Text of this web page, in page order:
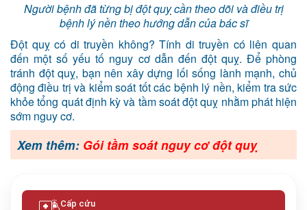
Người bệnh đã từng bị đột quỵ cần theo dõi và điều trị
bệnh lý nền theo hướng dẫn của bác sĩ
Đột quỵ có di truyền không? Tính di truyền có liên quan
đến một số yếu tố nguy cơ dẫn đến đột quỵ. Để phòng
tránh đột quỵ, bạn nên xây dựng lối sống lành mạnh, chủ
động điều trị và kiểm soát tốt các bệnh lý nền, kiểm tra sức
khỏe tổng quát định kỳ và tầm soát đột quỵ nhằm phát hiện
sớm nguy cơ.
Xem thêm: Gói tầm soát nguy cơ đột quỵ
Cấp cứu